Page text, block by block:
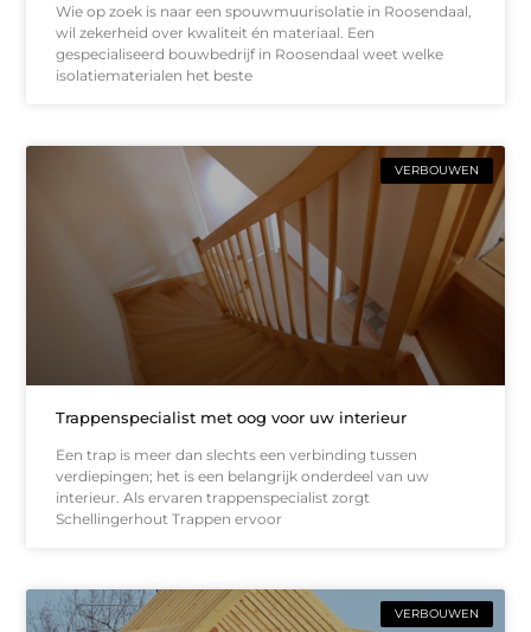
Wie op zoek is naar een spouwmuurisolatie in Roosendaal,
wil zekerheid over kwaliteit én materiaal. Een
gespecialiseerd bouwbedrijf in Roosendaal weet welke
isolatiematerialen het beste
VERBOUWEN
Trappenspecialist met oog voor uw interieur
Een trap is meer dan slechts een verbinding tussen
verdiepingen; het is een belangrijk onderdeel van uw
interieur. Als ervaren trappenspecialist zorgt
Schellingerhout Trappen ervoor
VERBOUWEN